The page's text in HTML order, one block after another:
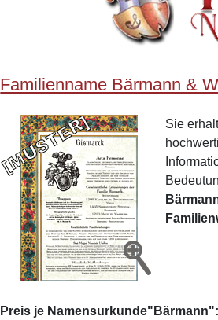
Familienname Bärmann &
Sie
Preis je